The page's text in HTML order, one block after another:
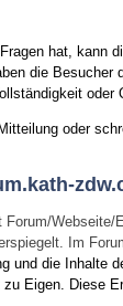
hat, kann
die
oder
Im
die Inhalte
Eigen.
Diese